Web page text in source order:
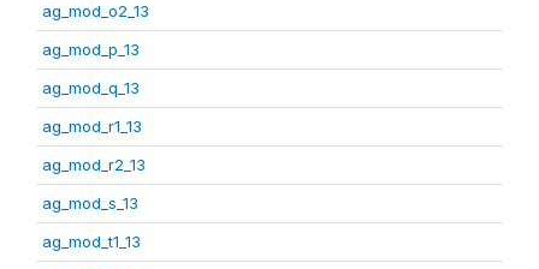
ag_mod_o2_13
ag_mod_p_13
ag_mod_q_13
ag_mod_r1_13
ag_mod_r2_13
ag_mod_s_13
ag_mod_t1_13